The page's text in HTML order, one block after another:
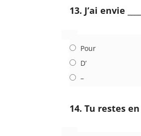
13. J’ai envie
Pour
D’
–
14. Tu restes